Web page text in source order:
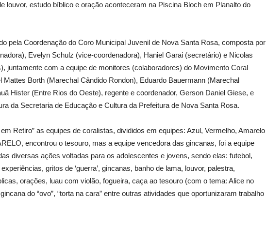
louvor, estudo bíblico e oração aconteceram na Piscina Bloch em Planalto do
pela Coordenação do Coro Municipal Juvenil de Nova Santa Rosa, composta por
Evelyn Schulz (vice-coordenadora), Haniel Garai (secretário) e Nicolas
juntamente com a equipe de monitores (colaboradores) do Movimento Coral
Mattes Borth (Marechal Cândido Rondon), Eduardo Bauermann (Marechal
Hister (Entre Rios do Oeste), regente e coordenador, Gerson Daniel Giese, e
da Secretaria de Educação e Cultura da Prefeitura de Nova Santa Rosa.
Retiro” as equipes de coralistas, divididos em equipes: Azul, Vermelho, Amarelo
encontrou o tesouro, mas a equipe vencedora das gincanas, foi a equipe
diversas ações voltadas para os adolescentes e jovens, sendo elas: futebol,
gritos de ‘guerra’, gincanas, banho de lama, louvor, palestra,
orações, luau com violão, fogueira, caça ao tesouro (com o tema: Alice no
do “ovo”, “torta na cara” entre outras atividades que oportunizaram trabalho